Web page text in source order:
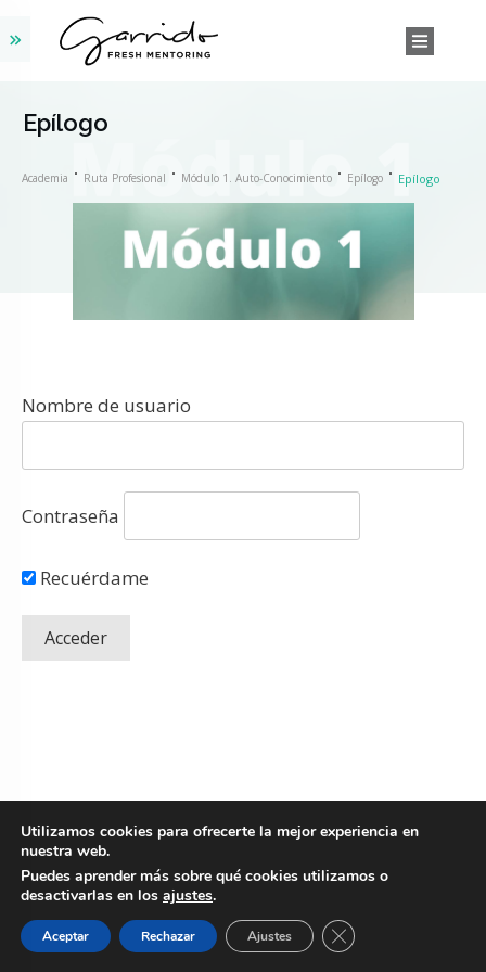
Epílogo
Academia Ruta Profesional Módulo 1. Auto-Conocimiento Epílogo Epílogo
Nombre de usuario
Contraseña
Recuérdame
Copyright© 2026 Fresh Mentoring SLU.
Todos los derechos reservados
Política de Privacidad
Utilizamos cookies para ofrecerte la mejor experiencia en
nuestra web.
Puedes aprender más sobre qué cookies utilizamos o
desactivarlas en los ajustes.
Aceptar Rechazar Ajustes Cerrar el banner de